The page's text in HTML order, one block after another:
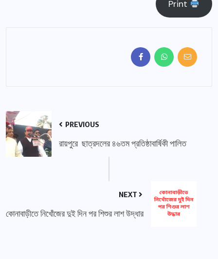
Print
PREVIOUS
রায়পুরে ছাত্রদলের ৪৬তম প্রতিষ্ঠাবার্ষিকী পালিত
NEXT
কোনাবাড়ীতে নিখোঁজের দুই দিন পর শিশুর লাশ উদ্ধার